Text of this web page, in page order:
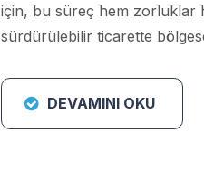
için, bu süreç hem zorluklar
sürdürülebilir ticarette
DEVAMINI OKU